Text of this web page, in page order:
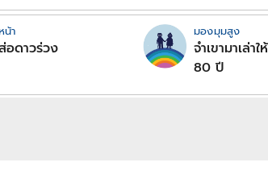
น้า
อดาวร่วง
มองมุมสูง
จำเขามาเล่า
80 ปี